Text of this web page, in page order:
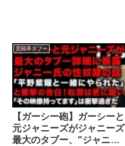
芸能界タブー
【ガーシー砲】ガーシーと
元ジャニーズがジャニーズ
最大のタブー、"ジャニー